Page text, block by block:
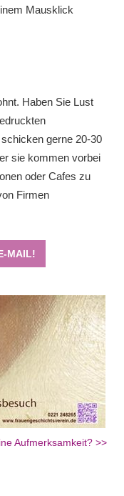
Mausklick
Haben Sie Lust
gerne 20-30
sie kommen vorbei
oder Cafes zu
Firmen
MAIL!
Aufmerksamkeit? >>